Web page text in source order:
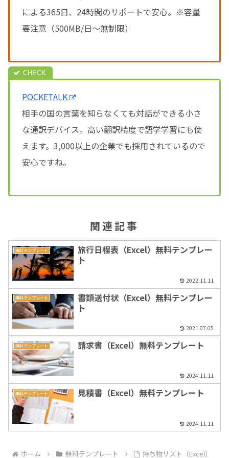
による365日、24時間のサポートで安心。※容量
要注意（500MB/日～無制限）
POCKETALK
相手の国の言葉を知らなくても対話ができる小さ
な通訳デバイス。高い翻訳精度で語学学習にも使
えます。3,000以上の企業でも採用されているので
安心ですね。
関連記事
無料テンプレート
旅行日程表（Excel）無料テンプレー
ト
2022.11.11
無料テンプレート
書類送付状（Excel）無料テンプレー
ト
2021.07.05
無料テンプレート 請求書（Excel）無料テンプレート
2024.11.11
無料テンプレート 見積書（Excel）無料テンプレート
2024.11.11
ホーム 無料テンプレート
持ち物リスト（Excel）